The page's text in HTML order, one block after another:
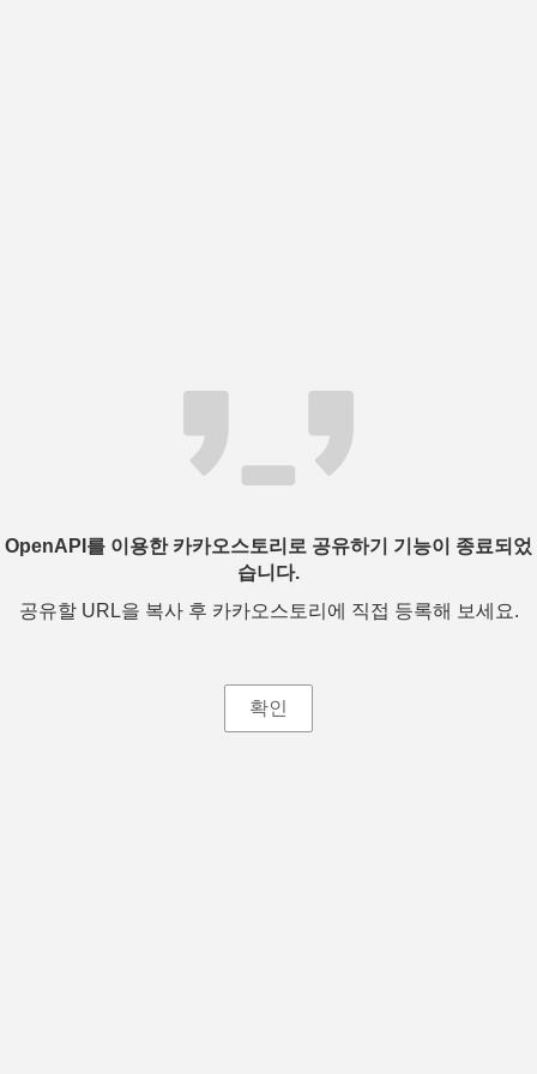
OpenAPI를 이용한 카카오스토리로 공유하기 기능이 종료되었
습니다.
공유할 URL을 복사 후 카카오스토리에 직접 등록해 보세요.
확인